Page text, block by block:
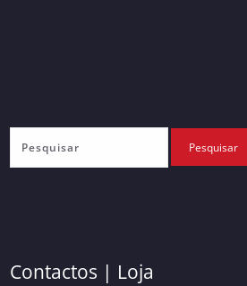
Contactos | Loja